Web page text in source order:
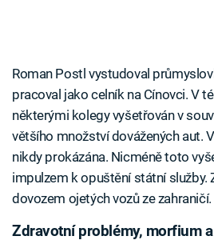
Roman Postl vystudoval
pracoval jako celník na Cínovci. V
některými kolegy vyšetřován v
většího množství dovážených aut.
nikdy prokázána. Nicméně toto
impulzem k opuštění státní služby.
dovozem ojetých vozů ze zahraničí.
Zdravotní problémy, morfium